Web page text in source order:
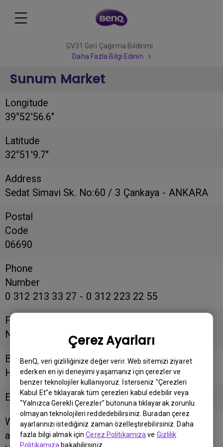
Çerez Ayarları
BenQ, veri gizliliğinize değer verir. Web sitemizi ziyaret
ederken en iyi deneyimi yaşamanız için çerezler ve
benzer teknolojiler kullanıyoruz. İsterseniz "Çerezleri
Kabul Et"e tıklayarak tüm çerezleri kabul edebilir veya
"Yalnızca Gerekli Çerezler" butonuna tıklayarak zorunlu
olmayan teknolojileri reddedebilirsiniz. Buradan çerez
ayarlarınızı istediğiniz zaman özelleştirebilirsiniz. Daha
fazla bilgi almak içinÇerez Politikamıza ve Gizlilik
Politikamıza bakabilirsiniz.
GV31 Geri Çağırma Bildirimi
Daha Fazla Bilgi Edinin
Sunum Market
Longitude
39°52'56.6"
Latitude
32°51'9.7"
Address
Sedat Simavi Sk. No:60 / 3 Çankaya - ANKARA
Postal
Code
06690
Phone
Number
0 312 213 33 27 - 0 312 223 22 55
Fax
Number
Business
Hours
Email
Website/F
acebook